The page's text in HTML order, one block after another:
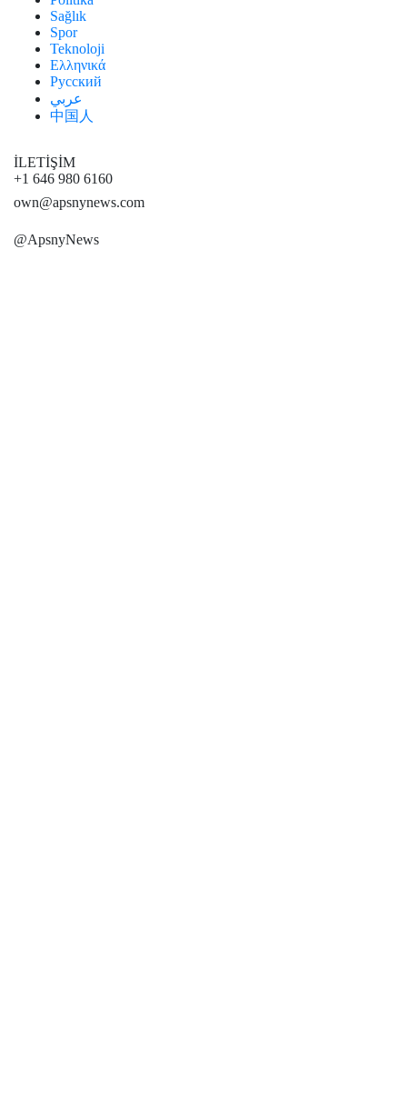
Sağlık
Spor
Teknoloji
Ελληνικά
Русский
عربي
中国人
İLETİŞİM
+1 646 980 6160
own@apsnynews.com
@ApsnyNews